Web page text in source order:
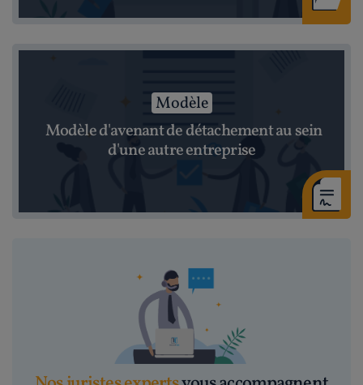
Modèle
Modèle d'avenant de détachement au sein
d'une autre entreprise